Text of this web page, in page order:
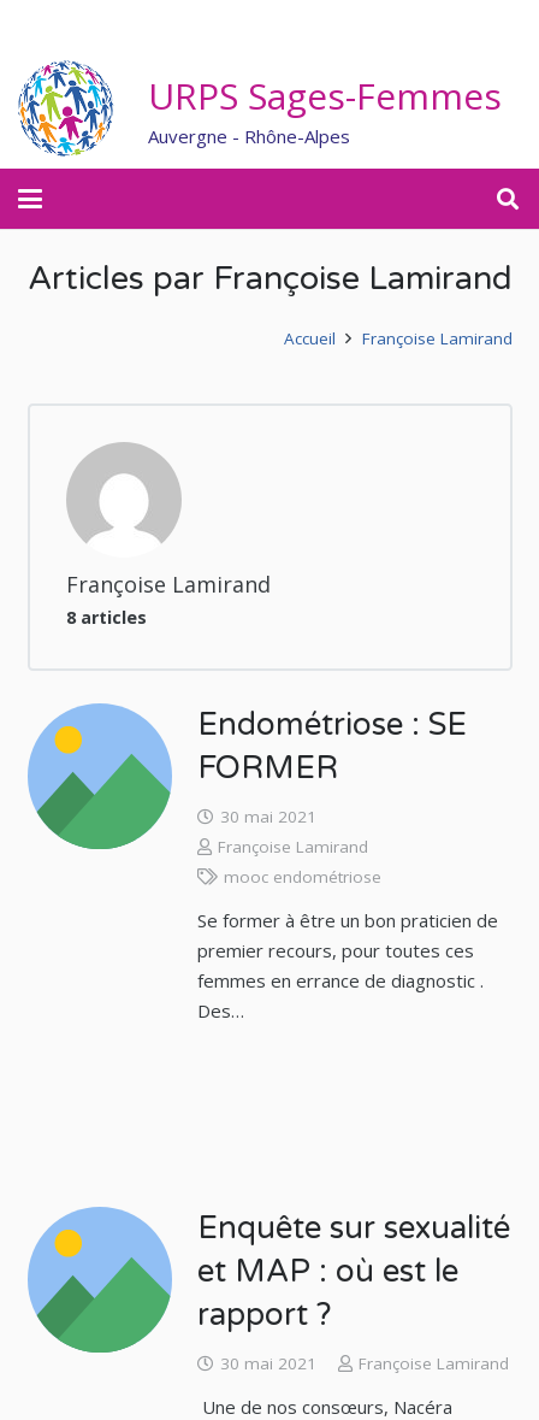
URPS Sages-Femmes
Auvergne - Rhône-Alpes
Articles par Françoise Lamirand
Accueil Françoise Lamirand
Françoise Lamirand
8 articles
Endométriose : SE
FORMER
30 mai 2021
Françoise Lamirand
mooc endométriose
Se former à être un bon praticien de
premier recours, pour toutes ces
femmes en errance de diagnostic .
Des…
Enquête sur sexualité
et MAP : où est le
rapport ?
30 mai 2021 Françoise Lamirand
Une de nos consœurs, Nacéra